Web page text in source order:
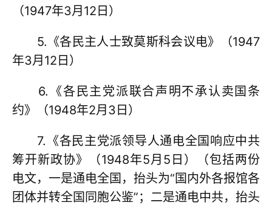
（1947年3月12日）
5.《各民主人士致莫斯科会议电》（1947
年3月12日）
6.《各民主党派联合声明不承认卖国条
约》（1948年2月3日）
7.《各民主党派领导人通电全国响应中共
筹开新政协》（1948年5月5日）（包括两份
电文，一是通电全国，抬头为“国内外各报馆各
团体并转全国同胞公鉴”；二是通电中共，抬头